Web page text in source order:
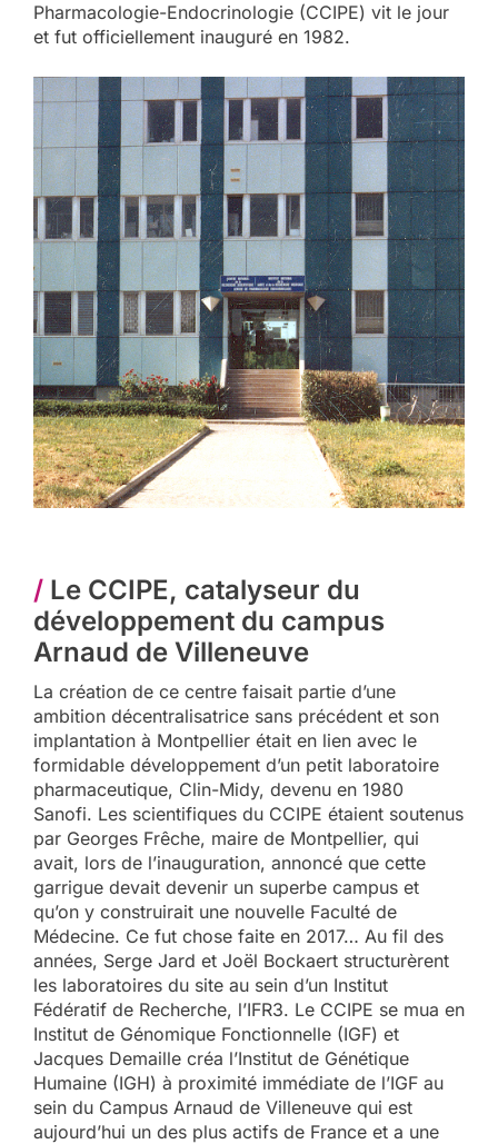
Pharmacologie-Endocrinologie (CCIPE) vit le jour
et fut officiellement inauguré en 1982.
/Le CCIPE, catalyseur du
développement du campus
Arnaud de Villeneuve
La création de ce centre faisait partie d’une
ambition décentralisatrice sans précédent et son
implantation à Montpellier était en lien avec le
formidable développement d’un petit laboratoire
pharmaceutique, Clin-Midy, devenu en 1980
Sanofi. Les scientifiques du CCIPE étaient soutenus
par Georges Frêche, maire de Montpellier, qui
avait, lors de l’inauguration, annoncé que cette
garrigue devait devenir un superbe campus et
qu’on y construirait une nouvelle Faculté de
Médecine. Ce fut chose faite en 2017… Au fil des
années, Serge Jard et Joël Bockaert structurèrent
les laboratoires du site au sein d’un Institut
Fédératif de Recherche, l’IFR3. Le CCIPE se mua en
Institut de Génomique Fonctionnelle (IGF) et
Jacques Demaille créa l’Institut de Génétique
Humaine (IGH) à proximité immédiate de l’IGF au
sein du Campus Arnaud de Villeneuve qui est
aujourd’hui un des plus actifs de France et a une